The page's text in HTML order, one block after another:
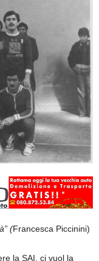
(Francesca Piccinini)
la SAI, ci vuol la